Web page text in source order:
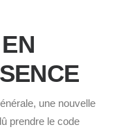
une nouvelle
prendre le code